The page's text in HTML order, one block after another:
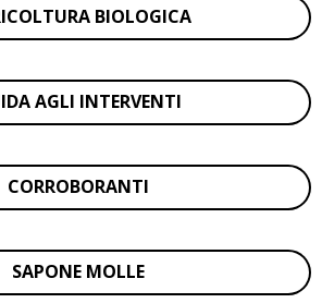
BIOLOGICA
AGLI INTERVENTI
CORROBORANTI
SAPONE MOLLE